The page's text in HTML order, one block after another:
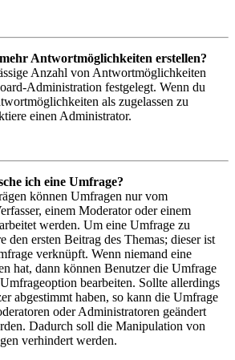
Antwortmöglichkeiten erstellen?
Anzahl von Antwortmöglichkeiten
Administration festgelegt. Wenn du
als zugelassen zu
einen Administrator.
ich eine Umfrage?
können Umfragen nur vom
einem Moderator oder einem
werden. Um eine Umfrage zu
den ersten Beitrag des Themas; dieser ist
verknüpft. Wenn niemand eine
hat, dann können Benutzer die Umfrage
bearbeiten. Sollte allerdings
abgestimmt haben, so kann die Umfrage
oder Administratoren geändert
Dadurch soll die Manipulation von
verhindert werden.